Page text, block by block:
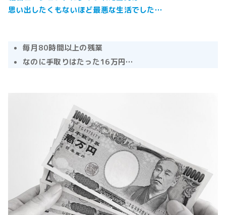
思い出したくもないほど最悪な生活でした…
毎月80時間以上の残業
なのに手取りはたった16万円…